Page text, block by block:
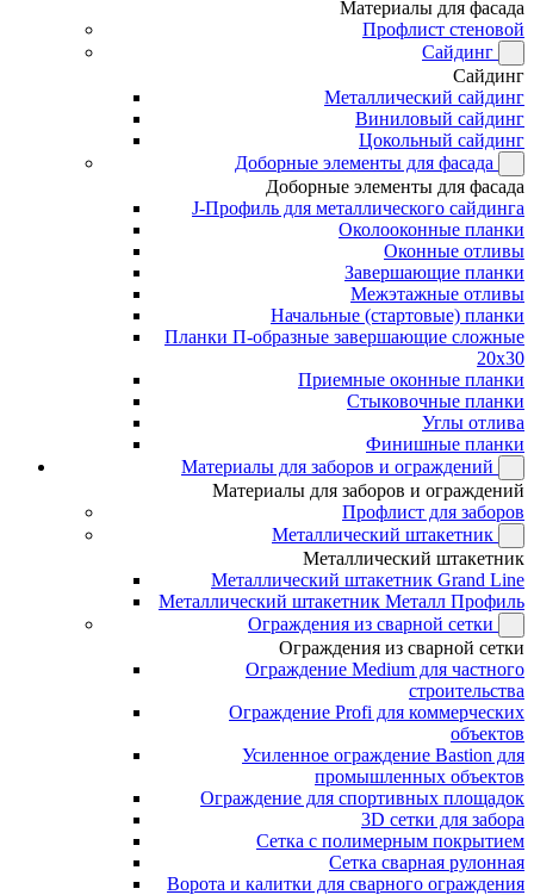
Материалы для фасада
Профлист стеновой
Сайдинг
Сайдинг
Металлический сайдинг
Виниловый сайдинг
Цокольный сайдинг
Доборные элементы для фасада
Доборные элементы для фасада
J-Профиль для металлического сайдинга
Околооконные планки
Оконные отливы
Завершающие планки
Межэтажные отливы
Начальные (стартовые) планки
Планки П-образные завершающие сложные
20x30
Приемные оконные планки
Стыковочные планки
Углы отлива
Финишные планки
Материалы для заборов и ограждений
Материалы для заборов и ограждений
Профлист для заборов
Металлический штакетник
Металлический штакетник
Металлический штакетник Grand Line
Металлический штакетник Металл Профиль
Ограждения из сварной сетки
Ограждения из сварной сетки
Ограждение Medium для частного
строительства
Ограждение Profi для коммерческих
объектов
Усиленное ограждение Bastion для
промышленных объектов
Ограждение для спортивных площадок
3D сетки для забора
Сетка с полимерным покрытием
Сетка сварная рулонная
Ворота и калитки для сварного ограждения